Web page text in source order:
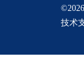
技术